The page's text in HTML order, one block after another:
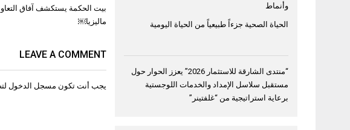
تصفّح
المقالات
بيت الحكمة يستكشف آفاق
ماليزيا￼
LEAVE A COMMENT
يجب أنت تكون مسجل الدخول
وأنماط
الحياة الصحية جزءاً طبيعياً من الحياة اليومية
“منتدى الشارقة للاستثمار 2026” يعزز الحوار حول
مستقبل سلاسل الإمداد والخدمات اللوجستية
برعاية استراتيجية من “غلفتينر”